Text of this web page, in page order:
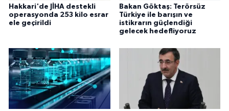
Hakkari'de JİHA destekli
operasyonda 253 kilo esrar
ele geçirildi
Bakan Göktaş: Terörsüz
Türkiye ile barışın ve
istikrarın güçlendiği
gelecek hedefliyoruz